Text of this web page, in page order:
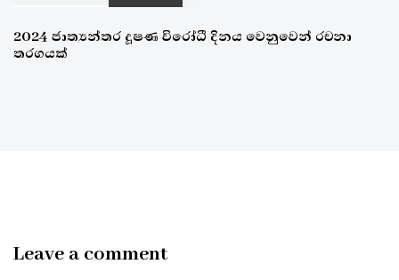
2024 ජාත්‍යන්තර දූෂණ විරෝධී දිනය වෙනුවෙන් රචනා
තරගයක්
Leave a comment